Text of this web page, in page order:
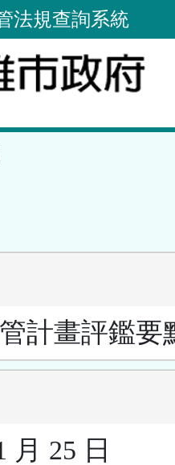
法規查詢系統
計畫評鑑要
月 25 日